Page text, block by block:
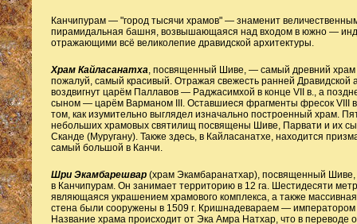
Канчипурам — "город тысячи храмов" — знаменит
пирамидальная башня, возвышающаяся над входом в южно —
отражающими всё великолепие дравидской архитектуры.
Храм Кайласанатха, посвященный Шиве, — самый древний храм
пожалуй, самый красивый. Отражая свежесть ранней Дравидской
воздвигнут царём Паллавов — Раджасимхой в конце VII в., а
сыном — царём Варманом III. Оставшиеся фрагменты фресок VIII
том, как изумительно выглядел изначально построенный храм.
небольших храмовых святилищ посвящены Шиве, Парвати и их
Сканде (Муругану). Также здесь, в Кайласанатхе, находится
самый большой в Канчи.
Шри Экамбарешвар(храм Экамбаранатхар), посвященный
в Канчипурам. Он занимает территорию в 12 га. Шестидесяти
являющаяся украшением храмового комплекса, а также
стена были сооружены в 1509 г. Кришнадевараем — императором
Название храма происходит от Эка Амра Натхар, что в переводе